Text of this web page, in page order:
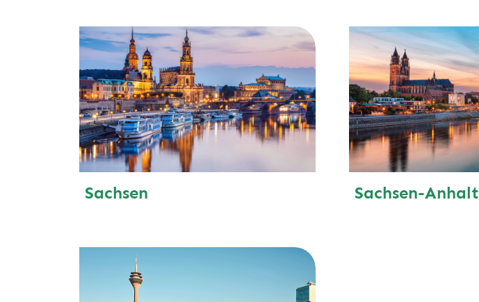
Sachsen Sachsen-Anhalt